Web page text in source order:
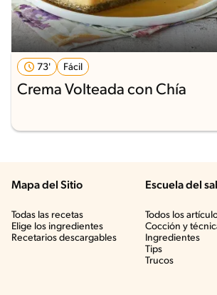
73' Fácil
Crema Volteada con Chía
Mapa del Sitio
Todas las recetas
Elige los ingredientes
Recetarios descargables
Escuela del
Todos los
Cocción y
Ingredientes
Tips
Trucos